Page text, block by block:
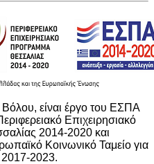
είναι έργο του ΕΣΠΑ
Επιχειρησιακό
2014-2020 και
Κοινωνικό Ταμείο για
2017-2023.